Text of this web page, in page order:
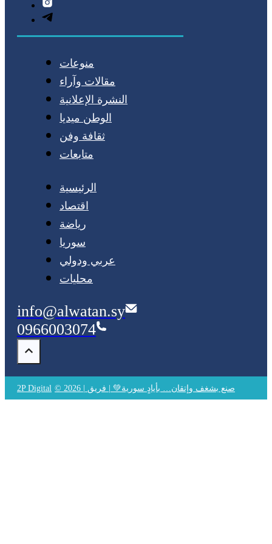
منوعات
مقالات وآراء
النشرة الإعلانية
الوطن ميديا
ثقافة وفن
متابعات
الرئيسية
اقتصاد
رياضة
سوريا
عربي ودولي
محليات
info@alwatan.sy
0966003074
2P Digital © 2026 | صنع بشغف وإتقان… بأيادٍ سورية💚 | فريق